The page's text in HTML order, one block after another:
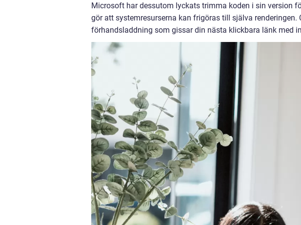
Microsoft har dessutom lyckats trimma koden i sin version
gör att systemresurserna kan frigöras till själva renderingen.
förhandsladdning som gissar din nästa klickbara länk med